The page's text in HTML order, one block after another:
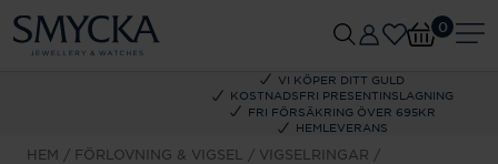
VI KÖPER DITT GULD
KOSTNADSFRI PRESENTINSLAGNING
FRI FÖRSÄKRING ÖVER 695KR
HEMLEVERANS
0
HEM FÖRLOVNING & VIGSEL
VIGSELRINGAR